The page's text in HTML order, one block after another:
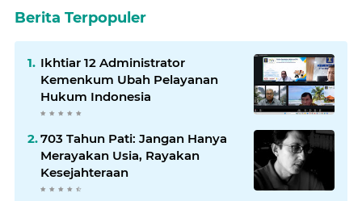
Berita Terpopuler
Ikhtiar 12 Administrator
Kemenkum Ubah Pelayanan
Hukum Indonesia
703 Tahun Pati: Jangan Hanya
Merayakan Usia, Rayakan
Kesejahteraan